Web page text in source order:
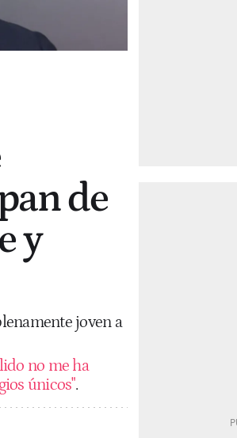
de
y
joven a
no me ha
únicos".